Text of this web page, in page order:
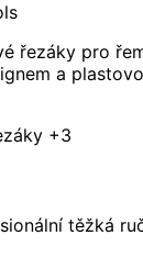
řezáky pro
a
+3
těžká